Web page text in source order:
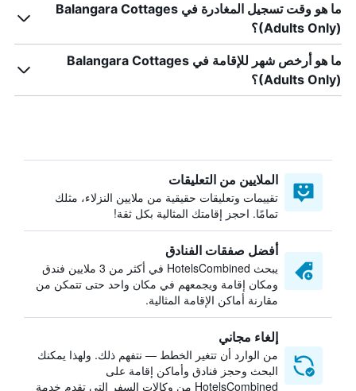
ما هو وقت تسجيل المغادرة في Balangara Cottages
(Adults Only)؟
ما هو أرخص شهر للإقامة في Balangara Cottages
(Adults Only)؟
الملايين من التعليقات
تقييمات وتعليقات حقيقية من ملايين النزلاء، مثلك
تمامًا. احجز إقامتك المثالية بكل ثقة!
أفضل صفقات الفنادق
يبحث HotelsCombined في أكثر من 3 ملايين فندق
ومكان إقامة ويجمعهم في مكان واحد حتى تتمكن من
مقارنة أماكن الإقامة المثالية.
إلغاء مجاني
من الوارد أن تتغير الخطط — نتفهم ذلك. ولهذا يمكنك
البحث وحجز فنادق وأماكن إقامة على
HotelsCombined من وكالات السفر التي تقدم خدمة